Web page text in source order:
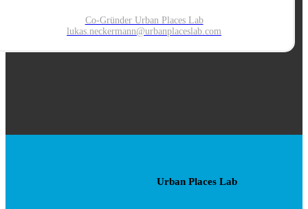
Co-Gründer Urban Places Lab
lukas.neckermann@urbanplaceslab.com
Urban Places Lab